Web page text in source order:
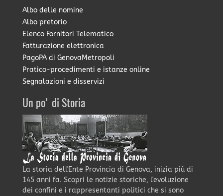
Albo delle nomine
Albo pretorio
Elenco Fornitori Telematico
Fatturazione elettronica
PagoPA di GenovaMetropoli
Pratico-procedimenti e istanze online
Segnalazioni e disservizi
Un po' di Storia
La storia dell'Ente Provincia di Genova, inizia più di
145 anni fa. Scopri le notizie storiche, l'evoluzione
dei confini e i rappresentanti politici che si sono